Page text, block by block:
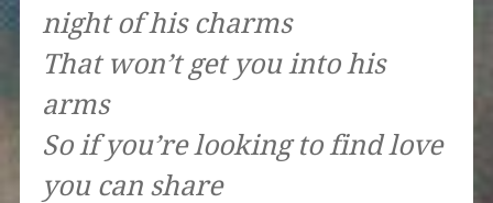
night of his charms
That won’t get you into his
arms
So if you’re looking to find love
you can share